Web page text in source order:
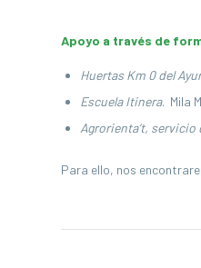
Apoyo a través de
Huertas Km 0 del
Escuela Itinera. Mila
Agrorienta’t,
Para ello, nos